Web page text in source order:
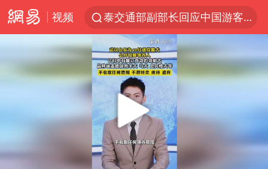
视频
泰交通部副部长回应中国游客遭歧视
Meta被判支付5.67亿美元
1岁宝宝碰坏纸巾盒 宝妈被索赔924元
男子结婚8年3个女儿均非亲生
中信证券：预计铜板块将迎来共振上涨
台风白海豚逼近 暴雨大暴雨来袭
“空调24小时开着更省电”不实